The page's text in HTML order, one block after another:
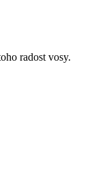
radost vosy.